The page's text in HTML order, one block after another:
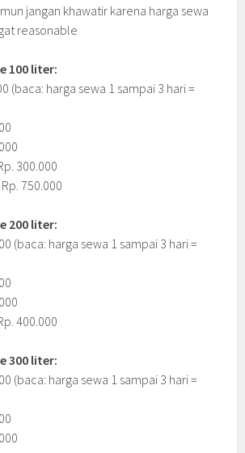
jangan khawatir karena harga sewa
reasonable
100 liter:
(baca: harga sewa 1 sampai 3 hari =
300.000
750.000
200 liter:
(baca: harga sewa 1 sampai 3 hari =
400.000
300 liter:
(baca: harga sewa 1 sampai 3 hari =